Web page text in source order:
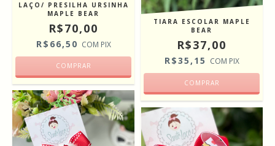
LAÇO/ PRESILHA URSINHA
MAPLE BEAR
R$70,00
R$66,50 COM PIX
COMPRAR
TIARA ESCOLAR MAPLE
BEAR
R$37,00
R$35,15 COM PIX